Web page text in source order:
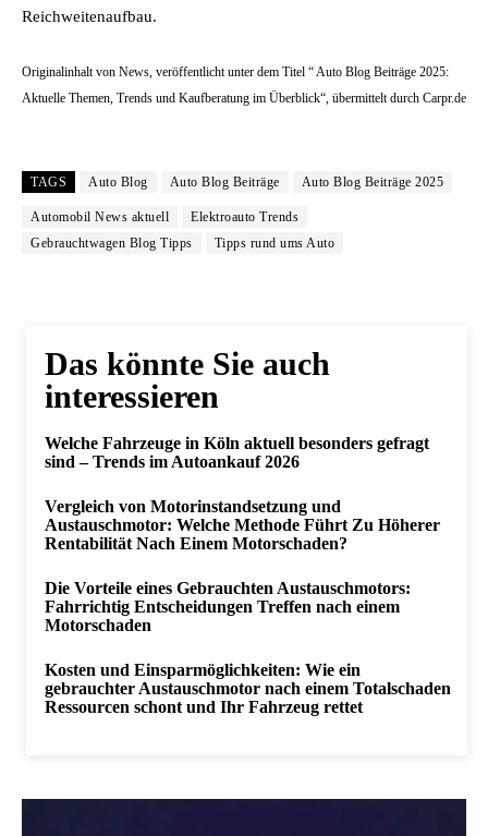
Reichweitenaufbau.
Originalinhalt von News, veröffentlicht unter dem Titel “ Auto Blog Beiträge 2025:
Aktuelle Themen, Trends und Kaufberatung im Überblick“, übermittelt durch Carpr.de
TAGS Auto Blog Auto Blog Beiträge Auto Blog Beiträge 2025
Automobil News aktuell
Elektroauto Trends
Gebrauchtwagen Blog Tipps
Tipps rund ums Auto
Das könnte Sie auch
interessieren
Welche Fahrzeuge in Köln aktuell besonders gefragt
sind – Trends im Autoankauf 2026
Vergleich von Motorinstandsetzung und
Austauschmotor: Welche Methode Führt Zu Höherer
Rentabilität Nach Einem Motorschaden?
Die Vorteile eines Gebrauchten Austauschmotors:
Fahrrichtig Entscheidungen Treffen nach einem
Motorschaden
Kosten und Einsparmöglichkeiten: Wie ein
gebrauchter Austauschmotor nach einem Totalschaden
Ressourcen schont und Ihr Fahrzeug rettet